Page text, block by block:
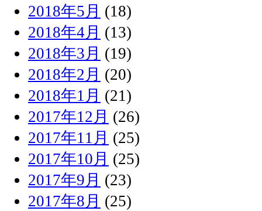
2018年5月 (18)
2018年4月 (13)
2018年3月 (19)
2018年2月 (20)
2018年1月 (21)
2017年12月 (26)
2017年11月 (25)
2017年10月 (25)
2017年9月 (23)
2017年8月 (25)